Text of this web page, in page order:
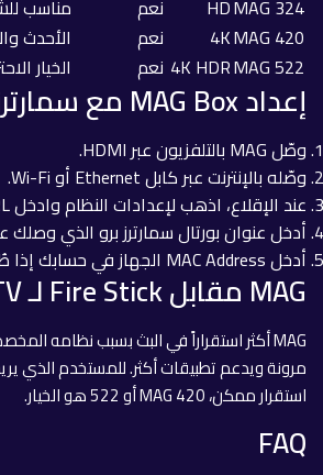
MAG 324
HD نعم
مناسب
MAG 420
4K نعم
الأحدث
MAG 522
4K HDR نعم الخيار
إعداد MAG Box مع سمارترز برو
وصّل MAG بالتلفزيون عبر HDMI.
وصّله بالإنترنت عبر كابل Ethernet أو Wi-Fi.
عند الإقلاع، اذهب لإعدادات النظام وادخل Portal URL.
أدخل عنوان بورتال سمارترز برو الذي وصلك
أدخل MAC Address الجهاز في حسابك إذا طُلب.
MAG مقابل Fire Stick لـ IPTV
استقرار ممكن، MAG 420 أو 522 هو الخيار.
FAQ